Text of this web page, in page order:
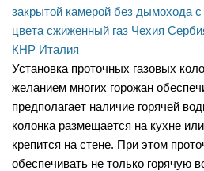
закрытой камерой без дымохода
цвета сжиженный газ Чехия
КНР Италия
Установка проточных газовых
желанием многих горожан
предполагает наличие горячей
колонка размещается на кухне
крепится на стене. При этом
обеспечивать не только горячую